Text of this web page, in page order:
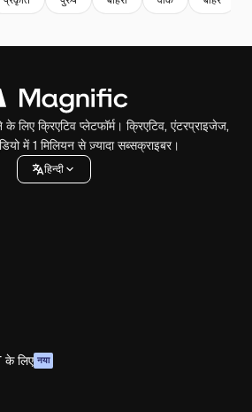
लिए क्रिएटिव प्लेटफॉर्म। क्रिएटिव, एंटरप्राइजेज,
में 1 मिलियन से ज़्यादा सब्सक्राइबर।
हिन्दी
लिए नया